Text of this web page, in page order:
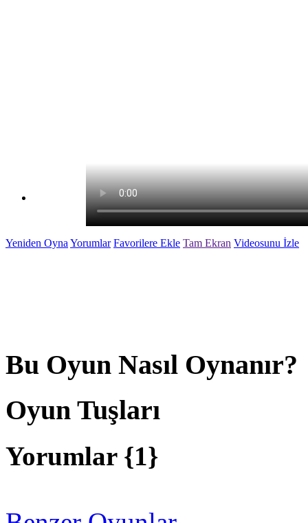
Bazuka Oyunu
Yeniden Oyna Yorumlar Favorilere Ekle Tam Ekran Videosunu İzle
Bu Oyun Nasıl Oynanır?
Oyun Tuşları
Yorumlar {1}